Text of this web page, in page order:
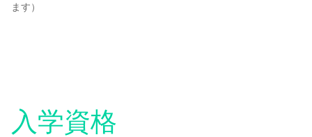
ます）
入学資格